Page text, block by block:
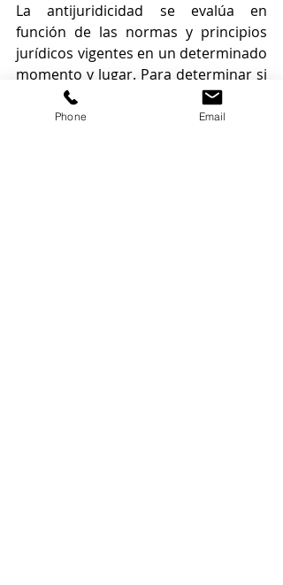
La antijuridicidad se evalúa en
función de las normas y principios
jurídicos vigentes en un determinado
momento y lugar. Para determinar si
una conducta es antijurídica, se
analiza si está prohibida o restringida
Phone Email